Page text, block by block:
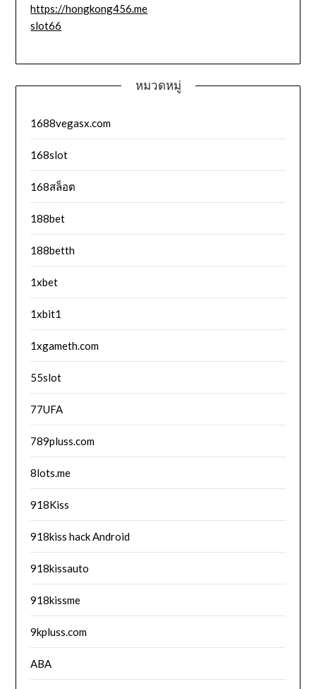
https://hongkong456.me
slot66
หมวดหมู่
1688vegasx.com
168slot
168สล็อต
188bet
188betth
1xbet
1xbit1
1xgameth.com
55slot
77UFA
789pluss.com
8lots.me
918Kiss
918kiss hack Android
918kissauto
918kissme
9kpluss.com
ABA